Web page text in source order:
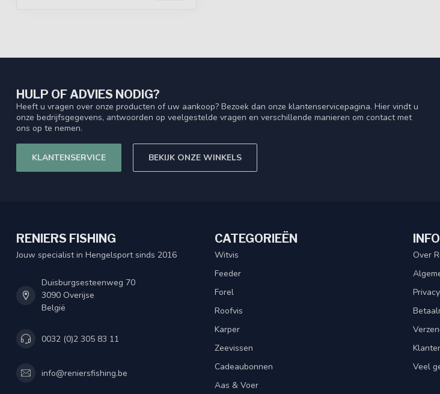
HULP OF ADVIES NODIG?
Heeft u vragen over onze producten of uw aankoop? Bezoek dan onze klantenservicepagina. Hier vindt u
onze bedrijfsgegevens, antwoorden op veelgestelde vragen en verschillende manieren om contact met
ons op te nemen.
KLANTENSERVICE BEKIJK ONZE WINKELS
RENIERS FISHING
Jouw specialist in Hengelsport sinds 2016
Duisburgsesteenweg 70
3090 Overijse
België
0032 (0)2 305 83 11
info@reniersfishing.be
CATEGORIEËN
Witvis
Feeder
Forel
Roofvis
Karper
Zeevissen
Cadeaubonnen
Aas & Voer
Over
Veel